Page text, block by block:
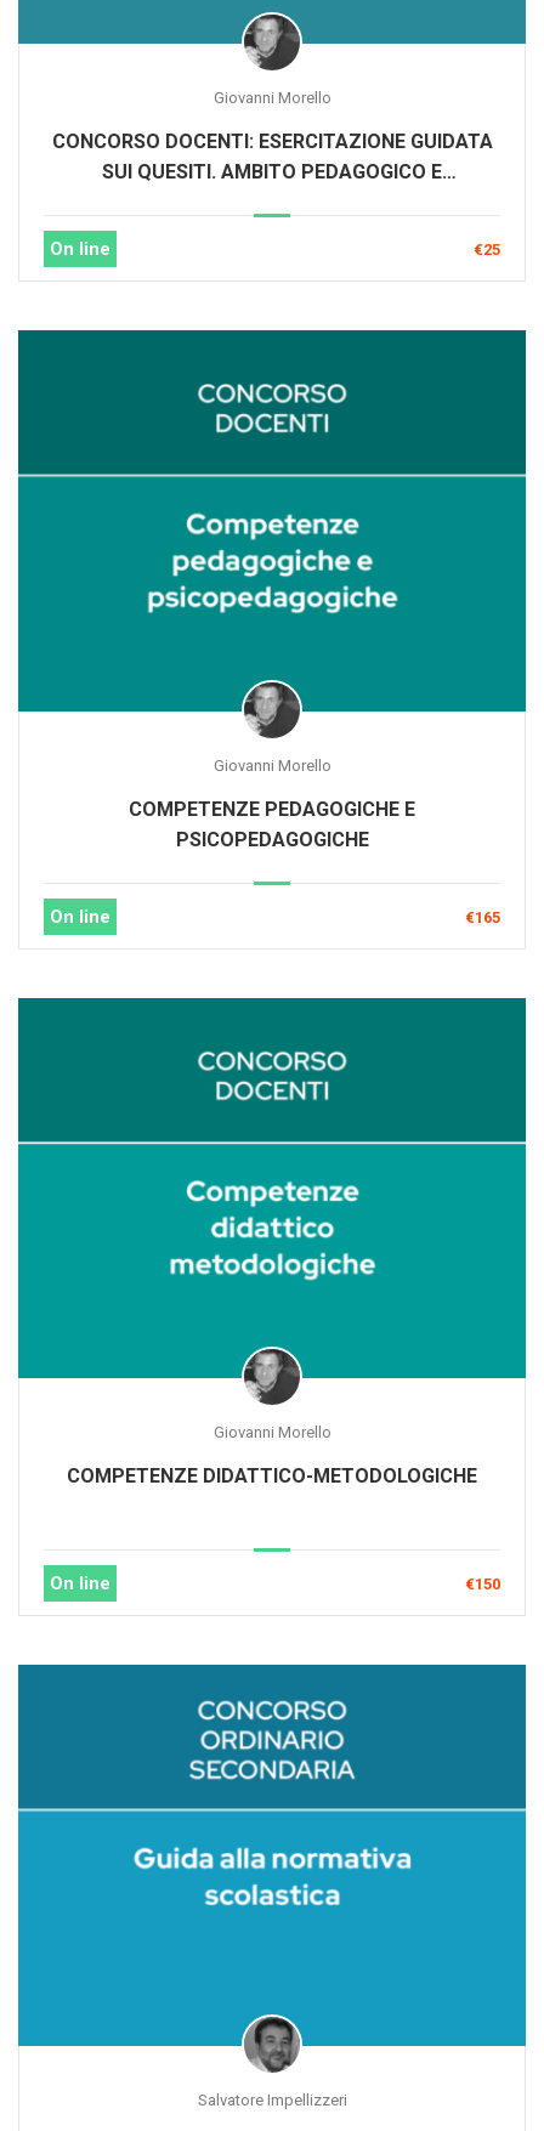
Giovanni Morello
CONCORSO DOCENTI: ESERCITAZIONE GUIDATA
SUI QUESITI. AMBITO PEDAGOGICO E
On line €25
Giovanni Morello
COMPETENZE PEDAGOGICHE E
PSICOPEDAGOGICHE
On line €165
Giovanni Morello
COMPETENZE DIDATTICO-METODOLOGICHE
On line €150
Salvatore Impellizzeri